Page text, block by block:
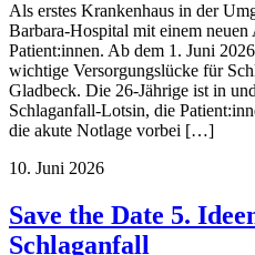
Als erstes Krankenhaus in der
Barbara-Hospital mit einem
Patient:innen. Ab dem 1. Juni
wichtige Versorgungslücke für
Gladbeck. Die 26-Jährige ist in
Schlaganfall-Lotsin, die
die akute Notlage vorbei […]
10. Juni 2026
Save the Date 5.
Schlaganfall